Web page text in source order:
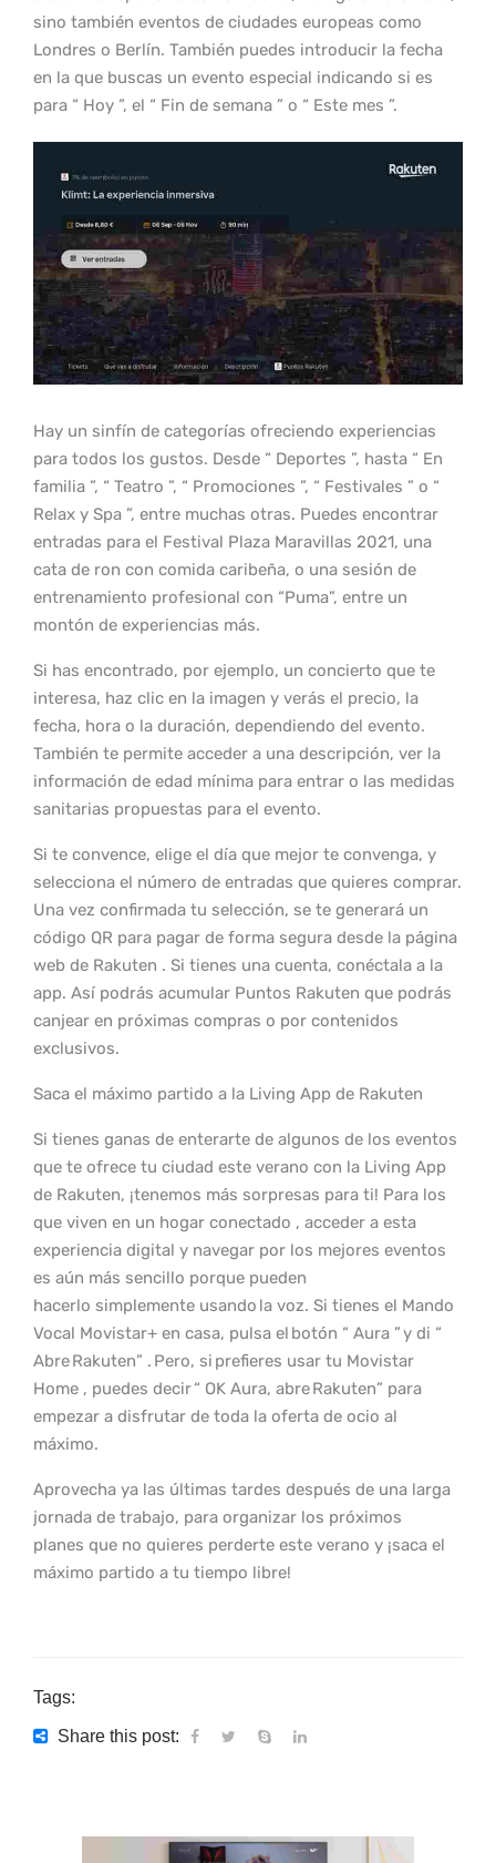
sino también eventos de ciudades europeas como
Londres o Berlín. También puedes introducir la fecha
en la que buscas un evento especial indicando si es
para “ Hoy ”, el “ Fin de semana ” o “ Este mes ”.
Hay un sinfín de categorías ofreciendo experiencias
para todos los gustos. Desde “ Deportes ”, hasta “ En
familia ”, “ Teatro ”, “ Promociones ”, “ Festivales ” o “
Relax y Spa ”, entre muchas otras. Puedes encontrar
entradas para el Festival Plaza Maravillas 2021, una
cata de ron con comida caribeña, o una sesión de
entrenamiento profesional con “Puma”, entre un
montón de experiencias más.
Si has encontrado, por ejemplo, un concierto que te
interesa, haz clic en la imagen y verás el precio, la
fecha, hora o la duración, dependiendo del evento.
También te permite acceder a una descripción, ver la
información de edad mínima para entrar o las medidas
sanitarias propuestas para el evento.
Si te convence, elige el día que mejor te convenga, y
selecciona el número de entradas que quieres comprar.
Una vez confirmada tu selección, se te generará un
código QR para pagar de forma segura desde la página
web de Rakuten . Si tienes una cuenta, conéctala a la
app. Así podrás acumular Puntos Rakuten que podrás
canjear en próximas compras o por contenidos
exclusivos.
Saca el máximo partido a la Living App de Rakuten
Si tienes ganas de enterarte de algunos de los eventos
que te ofrece tu ciudad este verano con la Living App
de Rakuten, ¡tenemos más sorpresas para ti! Para los
que viven en un hogar conectado , acceder a esta
experiencia digital y navegar por los mejores eventos
es aún más sencillo porque pueden
hacerlo simplemente usando la voz. Si tienes el Mando
Vocal Movistar+ en casa, pulsa el botón “ Aura ” y di “
Abre Rakuten” . Pero, si prefieres usar tu Movistar
Home , puedes decir “ OK Aura, abre Rakuten” para
empezar a disfrutar de toda la oferta de ocio al
máximo.
Aprovecha ya las últimas tardes después de una larga
jornada de trabajo, para organizar los próximos
planes que no quieres perderte este verano y ¡saca el
máximo partido a tu tiempo libre!
Tags:
Share this post: